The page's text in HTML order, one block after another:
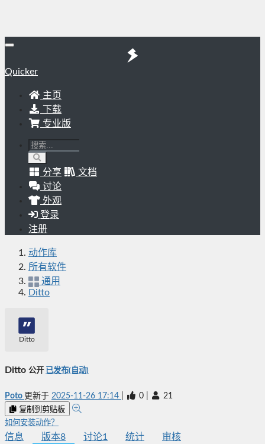
Quicker
主页
下载
专业版
分享
文档
讨论
外观
登录
注册
动作库
所有软件
通用
Ditto
Ditto
Ditto 公开 已发布(自动)
Poto 更新于 2025-11-26 17:14 0 21
复制到剪贴板
如何安装动作？
信息 版本8 讨论1 统计 审核